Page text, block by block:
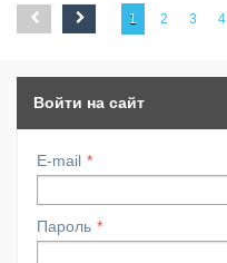
1 2 3 4
Войти на сайт
E-mail
Пароль